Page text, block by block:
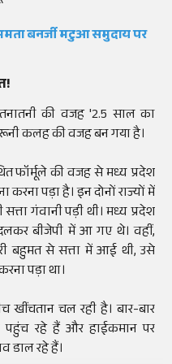
बनर्जी मटुआ समुदाय पर
की वजह '2.5 साल का
कलह की वजह बन गया है।
फॉर्मूले की वजह से मध्य प्रदेश
पड़ा है। इन दोनों राज्यों में
गंवानी पड़ी थी। मध्य प्रदेश
बीजेपी में आ गए थे। वहीं,
बहुमत से सत्ता में आई थी, उसे
पड़ा था।
खींचतान चल रही है। बार-बार
पहुंच रहे हैं और हाईकमान पर
डाल रहे हैं।